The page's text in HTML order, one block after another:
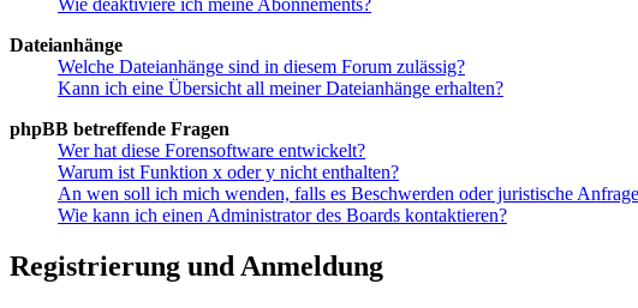
Dateianhänge
Welche Dateianhänge sind in diesem Forum zulässig?
Kann ich eine Übersicht all meiner Dateianhänge erhalten?
phpBB betreffende Fragen
Wer hat diese Forensoftware entwickelt?
Warum ist Funktion x oder y nicht enthalten?
An wen soll ich mich wenden, falls es Beschwerden oder juristische
Wie kann ich einen Administrator des Boards kontaktieren?
Registrierung und Anmeldung